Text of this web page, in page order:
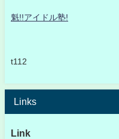
魁!!アイドル塾!
t112
Links
Link